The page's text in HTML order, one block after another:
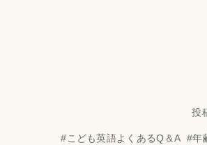
投
#こども英語よくあるQ＆A #年